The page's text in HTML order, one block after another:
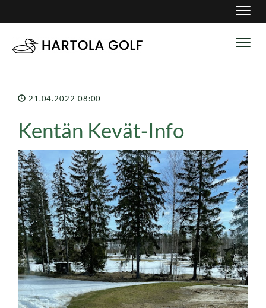
21.04.2022 08:00
Kentän Kevät-Info